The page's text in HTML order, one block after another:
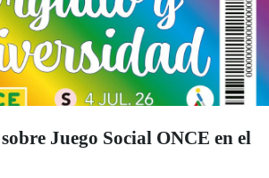
Juego Social ONCE en el